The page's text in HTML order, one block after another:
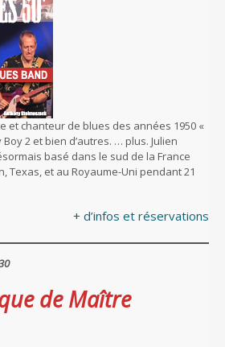
et chanteur de blues des années 1950 «
2 et bien d’autres. … plus. Julien
basé dans le sud de la France
Texas, et au Royaume-Uni pendant 21
+ d’infos et réservations
de Maître